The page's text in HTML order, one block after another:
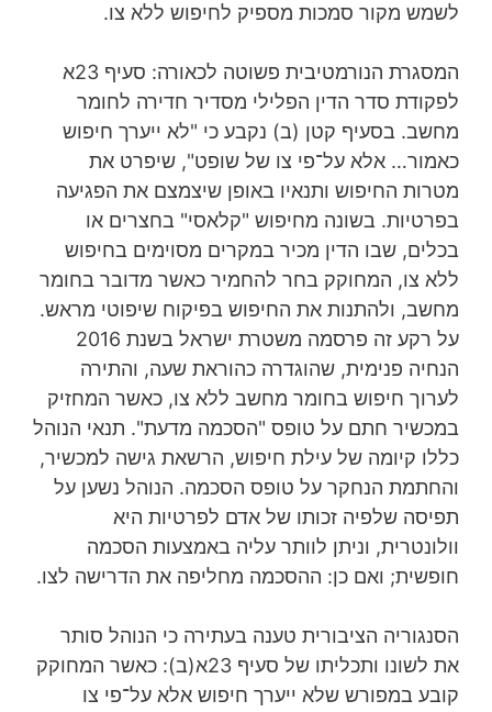
לשמש מקור סמכות מספיק לחיפוש ללא צו.
המסגרת הנורמטיבית פשוטה לכאורה: סעיף 23א
לפקודת סדר הדין הפלילי מסדיר חדירה לחומר
מחשב. בסעיף קטן (ב) נקבע כי "לא ייערך חיפוש
כאמור… אלא על־פי צו של שופט", שיפרט את
מטרות החיפוש ותנאיו באופן שיצמצם את הפגיעה
בפרטיות. בשונה מחיפוש "קלאסי" בחצרים או
בכלים, שבו הדין מכיר במקרים מסוימים בחיפוש
ללא צו, המחוקק בחר להחמיר כאשר מדובר בחומר
מחשב, ולהתנות את החיפוש בפיקוח שיפוטי מראש.
על רקע זה פרסמה משטרת ישראל בשנת 2016
הנחיה פנימית, שהוגדרה כהוראת שעה, והתירה
לערוך חיפוש בחומר מחשב ללא צו, כאשר המחזיק
במכשיר חתם על טופס "הסכמה מדעת". תנאי הנוהל
כללו קיומה של עילת חיפוש, הרשאת גישה למכשיר,
והחתמת הנחקר על טופס הסכמה. הנוהל נשען על
תפיסה שלפיה זכותו של אדם לפרטיות היא
וולונטרית, וניתן לוותר עליה באמצעות הסכמה
חופשית; ואם כן: ההסכמה מחליפה את הדרישה לצו.
הסנגוריה הציבורית טענה בעתירה כי הנוהל סותר
את לשונו ותכליתו של סעיף 23א(ב): כאשר המחוקק
קובע במפורש שלא ייערך חיפוש אלא על־פי צו